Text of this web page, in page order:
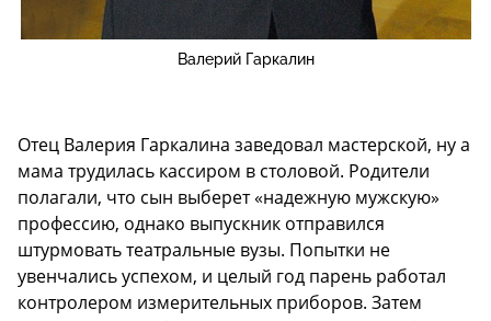
Валерий Гаркалин
Отец Валерия Гаркалина заведовал мастерской, ну а
мама трудилась кассиром в столовой. Родители
полагали, что сын выберет «надежную мужскую»
профессию, однако выпускник отправился
штурмовать театральные вузы. Попытки не
увенчались успехом, и целый год парень работал
контролером измерительных приборов. Затем